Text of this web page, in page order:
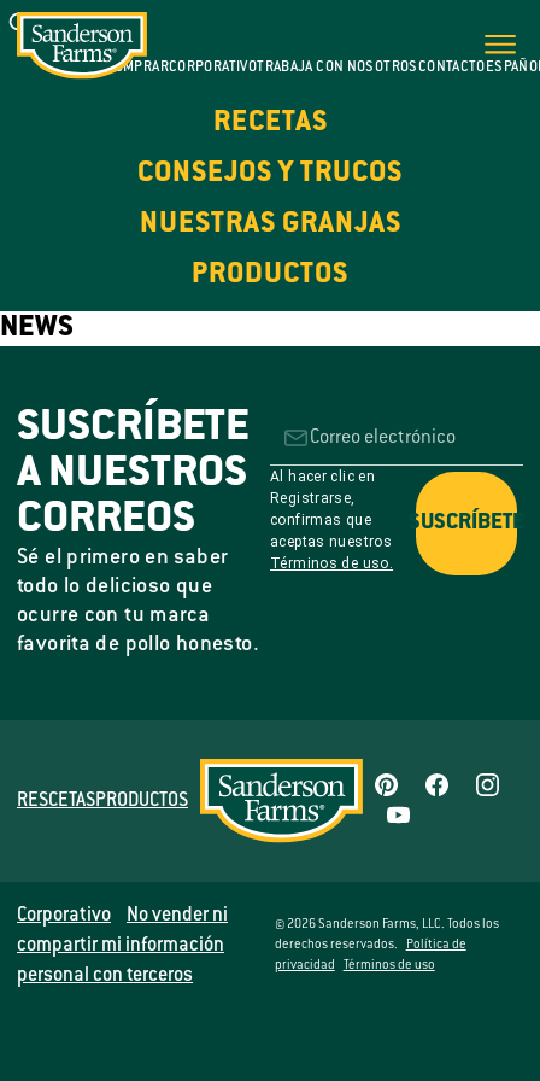
DÓNDE COMPRARCORPORATIVOTRABAJA CON NOSOTROSCONTACTO
RECETAS
CONSEJOS Y TRUCOS
NUESTRAS GRANJAS
PRODUCTOS
NEWS
SUSCRÍBETE
A NUESTROS
CORREOS
Sé el primero en saber
todo lo delicioso que
ocurre con tu marca
favorita de pollo honesto.
Al hacer clic en
Registrarse,
confirmas que
aceptas nuestros
Términos de uso.
SUSCRÍBETE
RESCETASPRODUCTOS
Corporativo
No vender ni
compartir mi información
personal con terceros
© 2026 Sanderson Farms, LLC. Todos los
derechos reservados.
Política de
privacidad
Términos de uso